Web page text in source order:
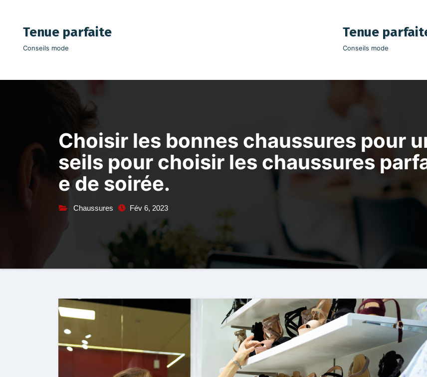
contenuTenue parfaite
Conseils mode
Tenue
Conseils mode
Choisir les bonnes chaussures pour
seils pour choisir les chaussures
e de soirée.
Chaussures Fév 6, 2023